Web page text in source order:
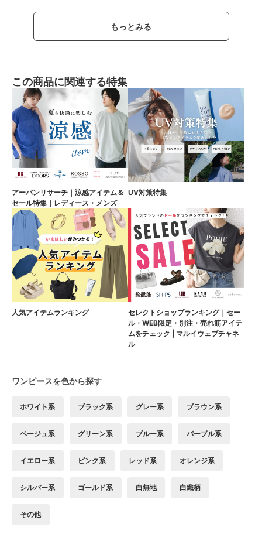
もっとみる
この商品に関連する特集
アーバンリサーチ｜涼感アイテム＆
セール特集｜レディース・メンズ
UV対策特集
人気アイテムランキング
セレクトショップランキング｜セー
ル・WEB限定・別注・売れ筋アイテ
ムをチェック | マルイウェブチャネ
ル
ワンピースを色から探す
ホワイト系 ブラック系 グレー系 ブラウン系
ベージュ系 グリーン系 ブルー系 パープル系
イエロー系 ピンク系 レッド系 オレンジ系
シルバー系 ゴールド系 白無地 白織柄
その他